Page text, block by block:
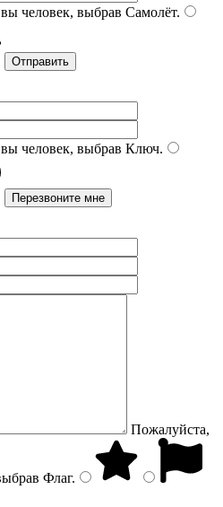
человек, выбрав Самолёт.
человек, выбрав Ключ.
Пожалуйста,
Флаг.